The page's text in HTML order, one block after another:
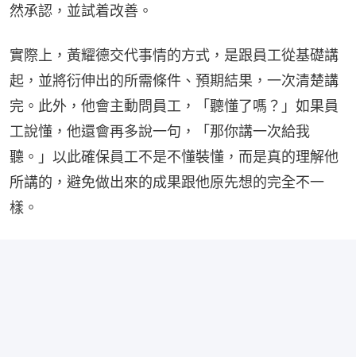
然承認，並試着改善。
實際上，黃耀德交代事情的方式，是跟員工從基礎講
起，並將衍伸出的所需條件、預期結果，一次清楚講
完。此外，他會主動問員工，「聽懂了嗎？」如果員
工說懂，他還會再多說一句，「那你講一次給我
聽。」以此確保員工不是不懂裝懂，而是真的理解他
所講的，避免做出來的成果跟他原先想的完全不一
樣。